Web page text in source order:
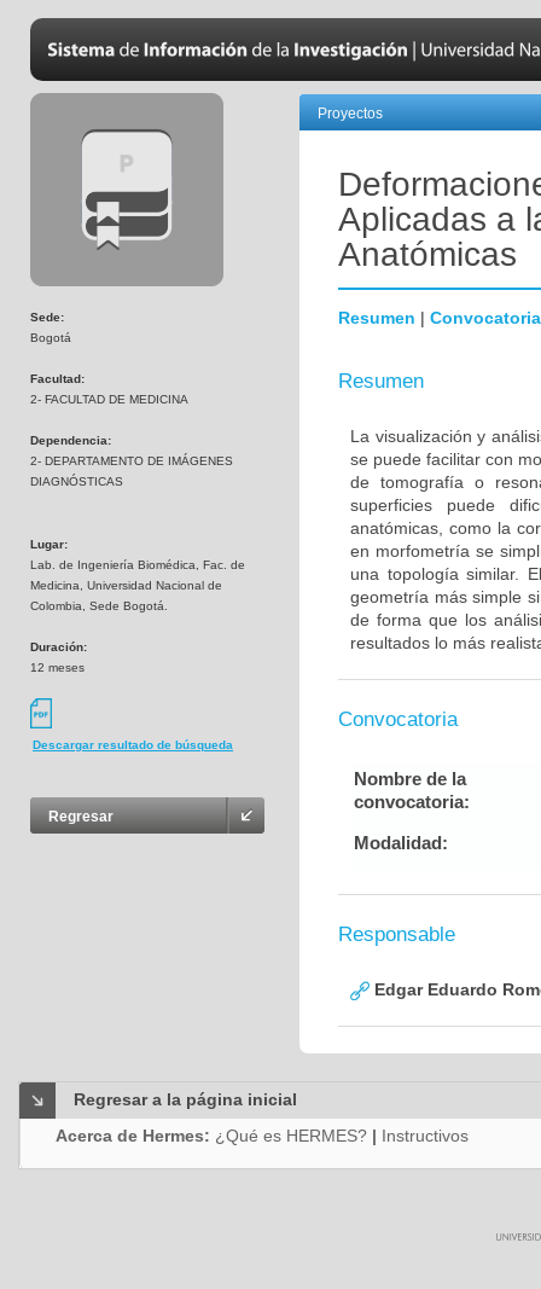
Sede:
Bogotá
Facultad:
2- FACULTAD DE MEDICINA
Dependencia:
2- DEPARTAMENTO DE IMÁGENES
DIAGNÓSTICAS
Lugar:
Lab. de Ingeniería Biomédica, Fac. de
Medicina, Universidad Nacional de
Colombia, Sede Bogotá.
Duración:
12 meses
Descargar resultado de búsqueda
Regresar
Proyectos
Aplicadas a
Anatómicas
Resumen | Convocatoria
Resumen
La visualización y
se puede facilitar con
de tomografía o
superficies puede
anatómicas, como la
en morfometría se
una topología similar.
geometría más simple
de forma que los
resultados lo más
Convocatoria
Nombre de la
convocatoria:
Modalidad:
Responsable
Edgar Eduardo
Regresar a la página inicial
Acerca de Hermes: ¿Qué es HERMES? | Instructivos